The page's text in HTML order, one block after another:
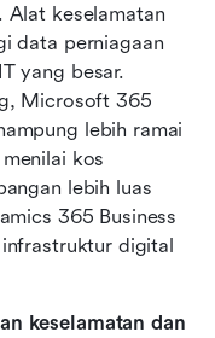
Alat keselamatan
data perniagaan
yang besar.
Microsoft 365
lebih ramai
kos
lebih luas
365 Business
digital
keselamatan dan